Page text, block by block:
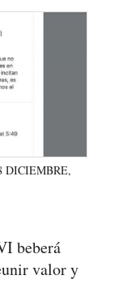
DICIEMBRE,
beberá
valor y